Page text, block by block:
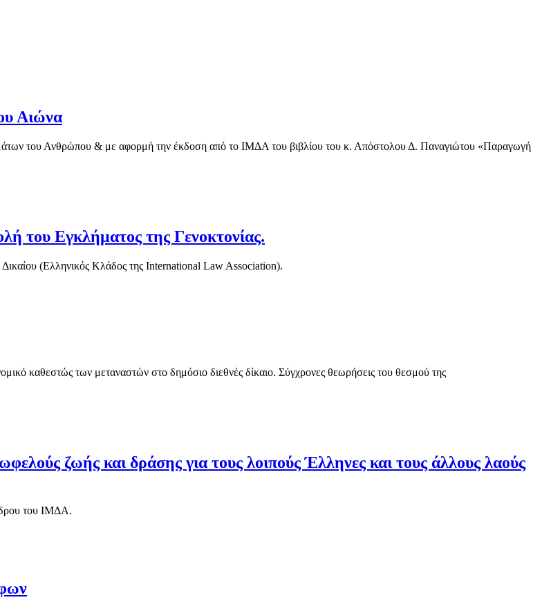
Αιώνα
του Ανθρώπου & με αφορμή την έκδοση από το ΙΜΔΑ του βιβλίου του κ. Απόστολου Δ. Παναγιώτου «Παραγωγή
του Εγκλήματος της Γενοκτονίας.
(Ελληνικός Κλάδος της International Law Association).
καθεστώς των μεταναστών στο δημόσιο διεθνές δίκαιο. Σύγχρονες θεωρήσεις του θεσμού της
ζωής και δράσης για τους λοιπούς Έλληνες και τους άλλους λαούς
του ΙΜΔΑ.